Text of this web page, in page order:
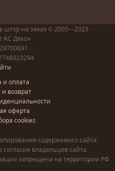
штор на заказ © 2005—2025
АС Деко»
и оплата
возврат
оферта
cookies
содержимого сайта
владельцев сайта.
запрещена на территории РФ